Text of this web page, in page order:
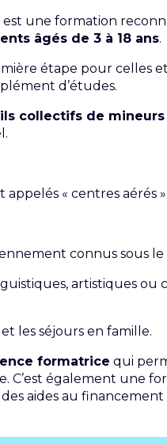
une formation
âgés de 3 à 18 ans.
étape pour celles
d’études.
collectifs de mineurs
« centres aérés »
connus sous
artistiques ou
les séjours en famille.
formatrice qui
également une
aides au financement